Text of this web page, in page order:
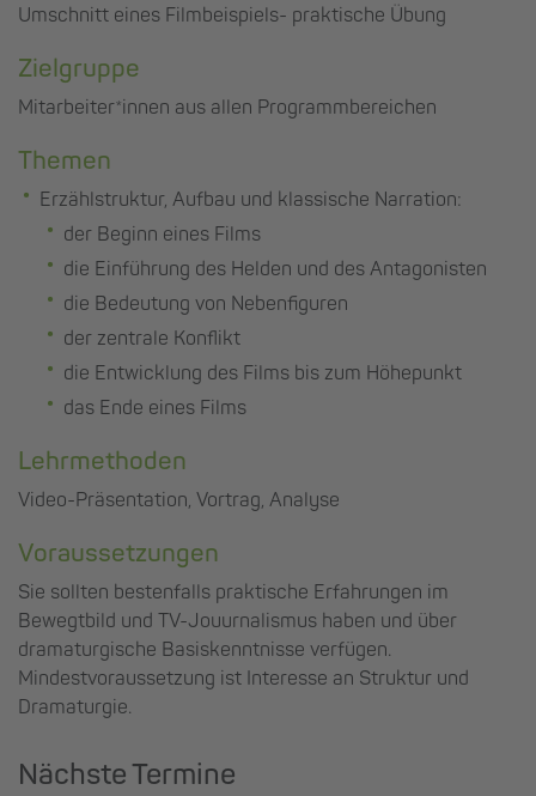
Umschnitt eines Filmbeispiels- praktische Übung
Zielgruppe
Mitarbeiter*innen aus allen Programmbereichen
Themen
Erzählstruktur, Aufbau und klassische Narration:
der Beginn eines Films
die Einführung des Helden und des Antagonisten
die Bedeutung von Nebenfiguren
der zentrale Konflikt
die Entwicklung des Films bis zum Höhepunkt
das Ende eines Films
Lehrmethoden
Video-Präsentation, Vortrag, Analyse
Voraussetzungen
Sie sollten bestenfalls praktische Erfahrungen im
Bewegtbild und TV-Jouurnalismus haben und über
dramaturgische Basiskenntnisse verfügen.
Mindestvoraussetzung ist Interesse an Struktur und
Dramaturgie.
Nächste Termine